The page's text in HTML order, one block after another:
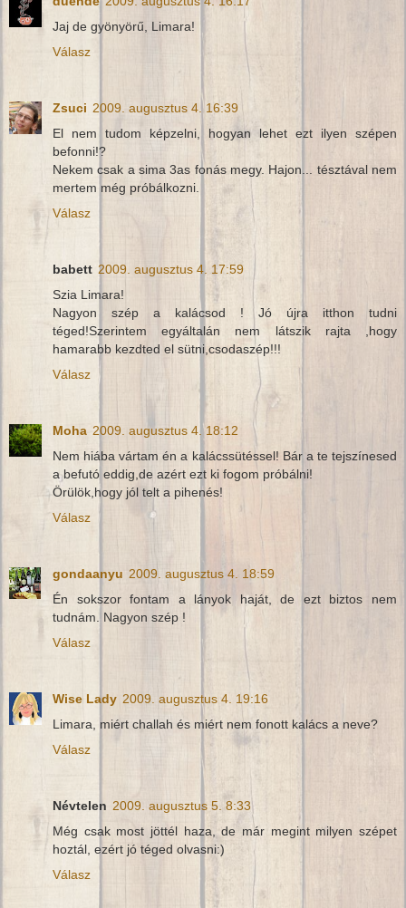
Jaj de gyönyörű, Limara!
Válasz
Zsuci 2009. augusztus 4. 16:39
El nem tudom képzelni, hogyan lehet ezt ilyen szépen
befonni!?
Nekem csak a sima 3as fonás megy. Hajon... tésztával nem
mertem még próbálkozni.
Válasz
babett 2009. augusztus 4. 17:59
Szia Limara!
Nagyon szép a kalácsod ! Jó újra itthon tudni
téged!Szerintem egyáltalán nem látszik rajta ,hogy
hamarabb kezdted el sütni,csodaszép!!!
Válasz
Moha 2009. augusztus 4. 18:12
Nem hiába vártam én a kalácssütéssel! Bár a te tejszínesed
a befutó eddig,de azért ezt ki fogom próbálni!
Örülök,hogy jól telt a pihenés!
Válasz
gondaanyu 2009. augusztus 4. 18:59
Én sokszor fontam a lányok haját, de ezt biztos nem
tudnám. Nagyon szép !
Válasz
Wise Lady 2009. augusztus 4. 19:16
Limara, miért challah és miért nem fonott kalács a neve?
Válasz
Névtelen 2009. augusztus 5. 8:33
Még csak most jöttél haza, de már megint milyen szépet
hoztál, ezért jó téged olvasni:)
Válasz